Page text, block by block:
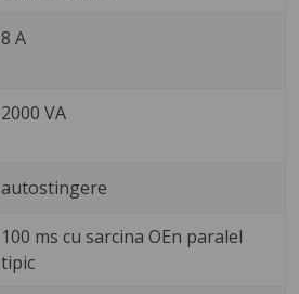
8 A
2000 VA
autostingere
100 ms cu sarcina OEn paralel
tipic